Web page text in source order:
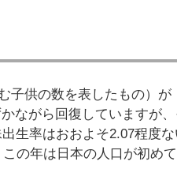
子供の数を表したもの）が
ながら回復していますが
生率はおおよそ2.07程度な
の年は日本の人口が初め